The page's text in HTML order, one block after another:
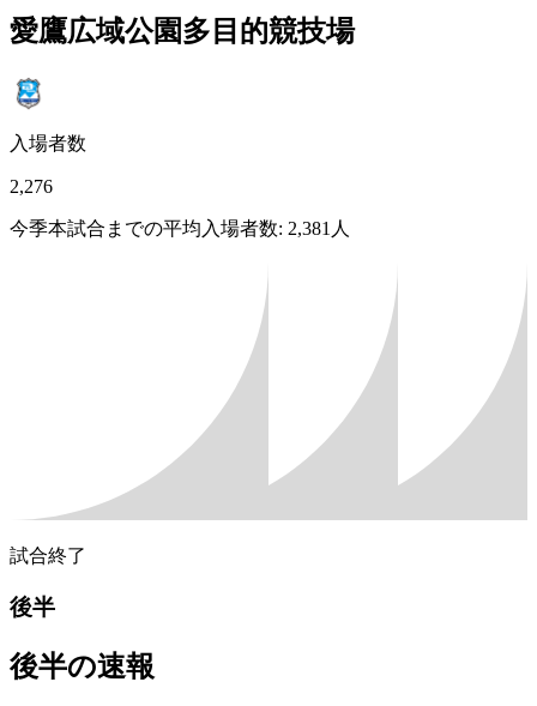
愛鷹広域公園多目的競技場
入場者数
2,276
今季本試合までの平均入場者数: 2,381人
試合終了
後半
後半の速報